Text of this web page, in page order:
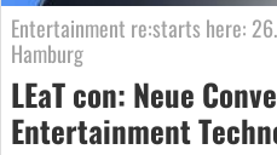
Entertainment re:starts here:
Hamburg
LEaT con: Neue
Entertainment